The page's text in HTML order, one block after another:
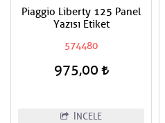
Piaggio Liberty 125 Panel
Yazısı Etiket
574480
975,00
İNCELE